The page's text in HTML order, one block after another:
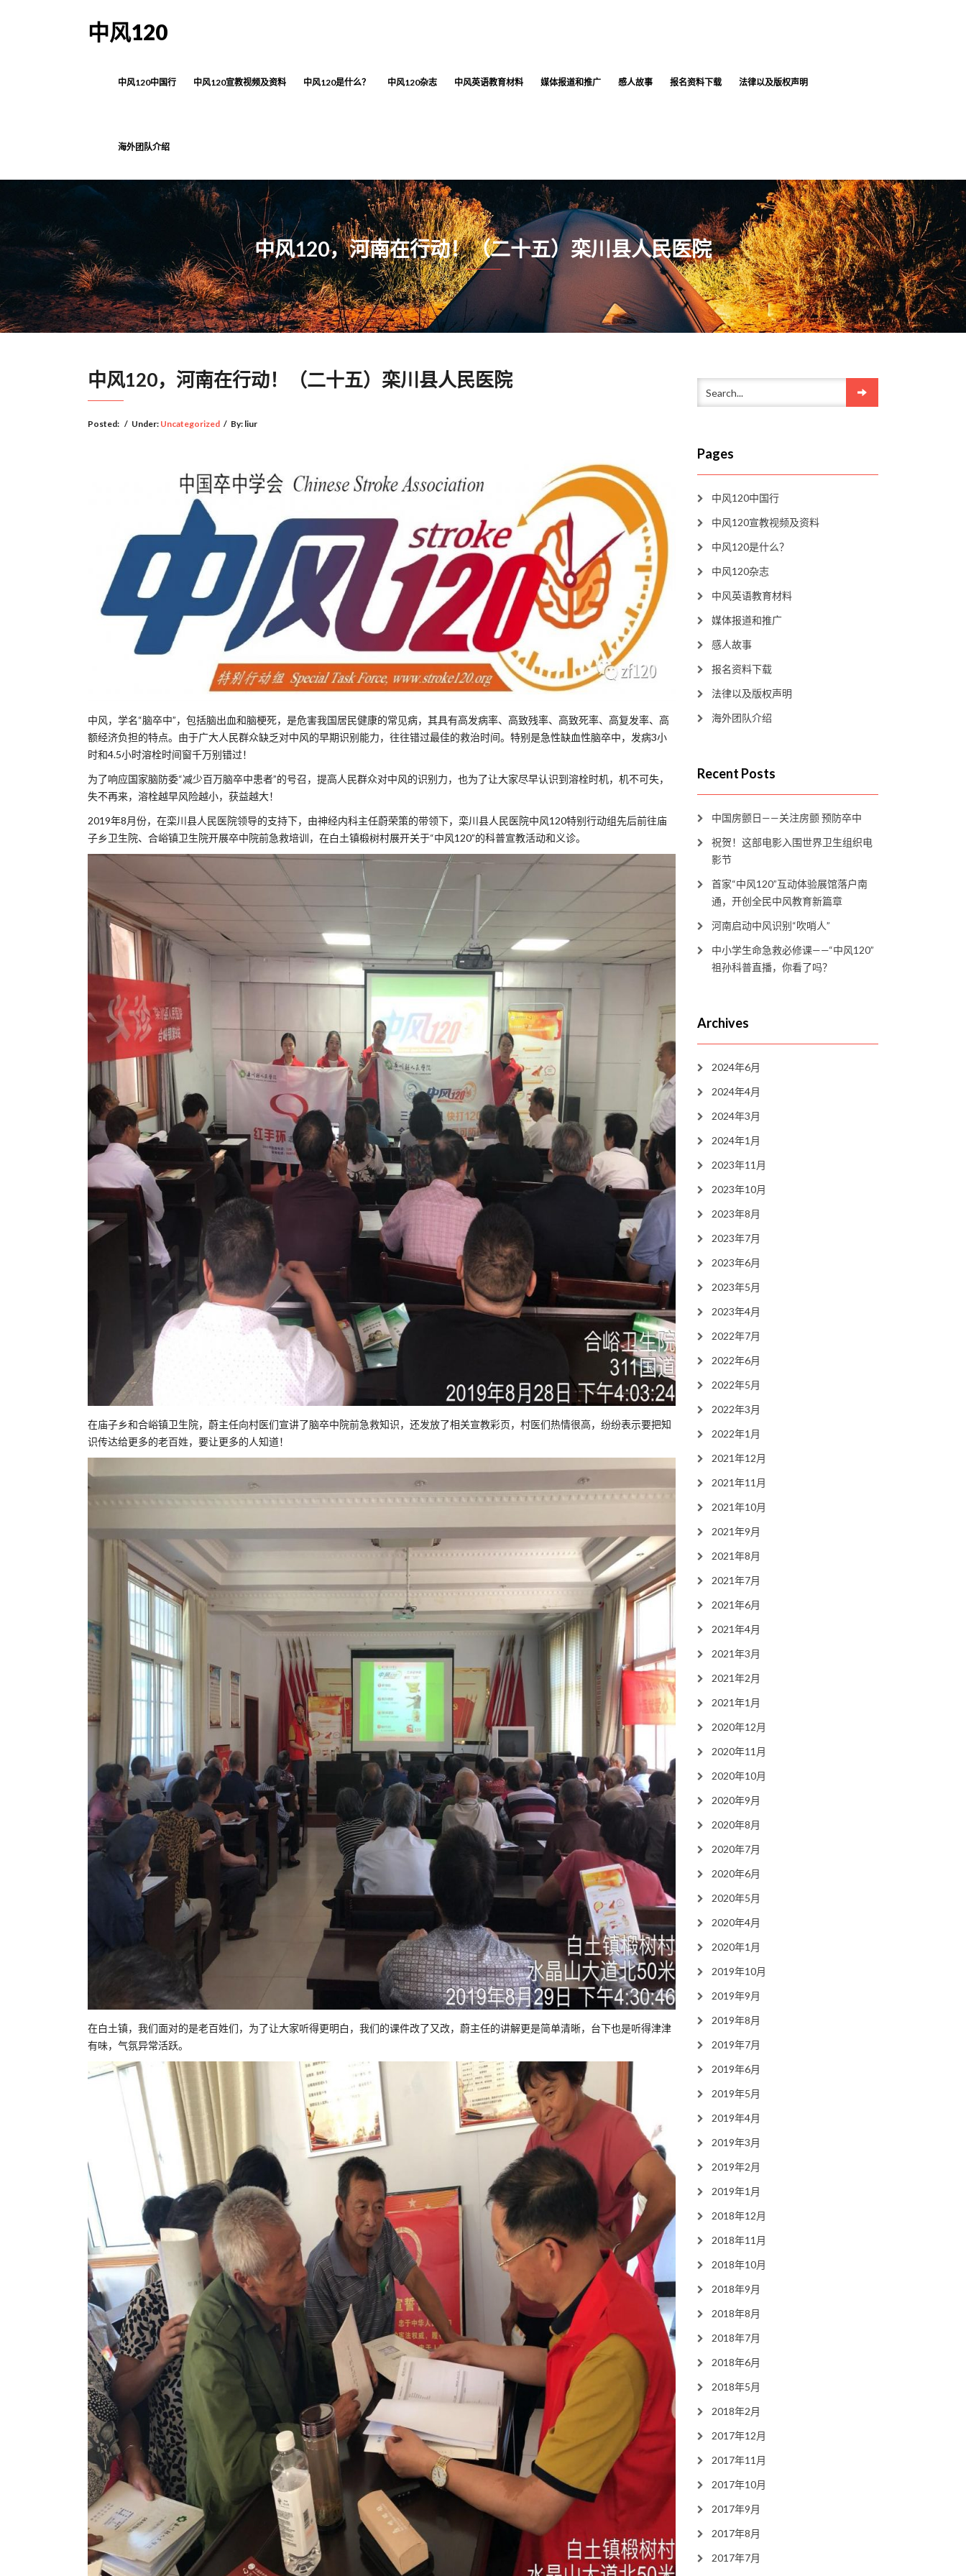
中风120
中风120中国行 中风120宣教视频及资料 中风120是什么？ 中风120杂志 中风英语教育材料 媒体报道和推广 感人故事 报名资料下载 法律以及版权声明
海外团队介绍
中风120，河南在行动！（二十五）栾川县人民医院
中风120，河南在行动！（二十五）栾川县人民医院
Posted: / Under: Uncategorized / By: liur
中风，学名“脑卒中”，包括脑出血和脑梗死，是危害我国居民健康的常见病，其具有高发病率、高致残率、高致死率、高复发率、高
额经济负担的特点。由于广大人民群众缺乏对中风的早期识别能力，往往错过最佳的救治时间。特别是急性缺血性脑卒中，发病3小
时和4.5小时溶栓时间窗千万别错过！
为了响应国家脑防委“减少百万脑卒中患者”的号召，提高人民群众对中风的识别力，也为了让大家尽早认识到溶栓时机，机不可失，
失不再来，溶栓越早风险越小，获益越大！
2019年8月份，在栾川县人民医院领导的支持下，由神经内科主任蔚荣策的带领下，栾川县人民医院中风120特别行动组先后前往庙
子乡卫生院、合峪镇卫生院开展卒中院前急救培训，在白土镇椴树村展开关于“中风120”的科普宣教活动和义诊。
在庙子乡和合峪镇卫生院，蔚主任向村医们宣讲了脑卒中院前急救知识，还发放了相关宣教彩页，村医们热情很高，纷纷表示要把知
识传达给更多的老百姓，要让更多的人知道！
在白土镇，我们面对的是老百姓们，为了让大家听得更明白，我们的课件改了又改，蔚主任的讲解更是简单清晰，台下也是听得津津
有味，气氛异常活跃。
Pages
中风120中国行
中风120宣教视频及资料
中风120是什么？
中风120杂志
中风英语教育材料
媒体报道和推广
感人故事
报名资料下载
法律以及版权声明
海外团队介绍
Recent Posts
中国房颤日——关注房颤 预防卒中
祝贺！这部电影入围世界卫生组织电
影节
首家“中风120”互动体验展馆落户南
通，开创全民中风教育新篇章
河南启动中风识别“吹哨人”
中小学生命急救必修课——“中风120”
祖孙科普直播，你看了吗？
Archives
2024年6月
2024年4月
2024年3月
2024年1月
2023年11月
2023年10月
2023年8月
2023年7月
2023年6月
2023年5月
2023年4月
2022年7月
2022年6月
2022年5月
2022年3月
2022年1月
2021年12月
2021年11月
2021年10月
2021年9月
2021年8月
2021年7月
2021年6月
2021年4月
2021年3月
2021年2月
2021年1月
2020年12月
2020年11月
2020年10月
2020年9月
2020年8月
2020年7月
2020年6月
2020年5月
2020年4月
2020年1月
2019年10月
2019年9月
2019年8月
2019年7月
2019年6月
2019年5月
2019年4月
2019年3月
2019年2月
2019年1月
2018年12月
2018年11月
2018年10月
2018年9月
2018年8月
2018年7月
2018年6月
2018年5月
2018年2月
2017年12月
2017年11月
2017年10月
2017年9月
2017年8月
2017年7月